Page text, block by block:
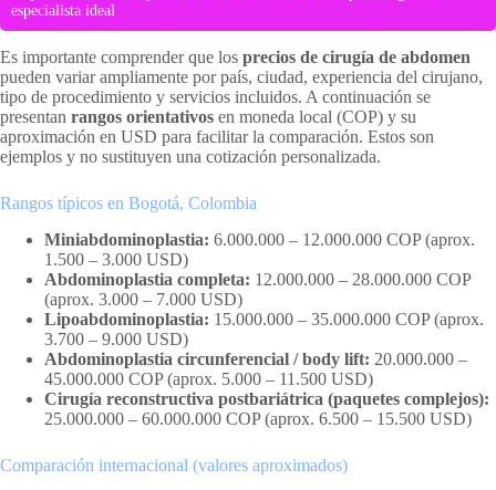
especialista ideal
Es importante comprender que los precios de cirugía de abdomen
pueden variar ampliamente por país, ciudad, experiencia del cirujano,
tipo de procedimiento y servicios incluidos. A continuación se
presentan rangos orientativos en moneda local (COP) y su
aproximación en USD para facilitar la comparación. Estos son
ejemplos y no sustituyen una cotización personalizada.
Rangos típicos en Bogotá, Colombia
Miniabdominoplastia: 6.000.000 – 12.000.000 COP (aprox.
1.500 – 3.000 USD)
Abdominoplastia completa: 12.000.000 – 28.000.000 COP
(aprox. 3.000 – 7.000 USD)
Lipoabdominoplastia: 15.000.000 – 35.000.000 COP (aprox.
3.700 – 9.000 USD)
Abdominoplastia circunferencial / body lift: 20.000.000 –
45.000.000 COP (aprox. 5.000 – 11.500 USD)
Cirugía reconstructiva postbariátrica (paquetes complejos):
25.000.000 – 60.000.000 COP (aprox. 6.500 – 15.500 USD)
Comparación internacional (valores aproximados)